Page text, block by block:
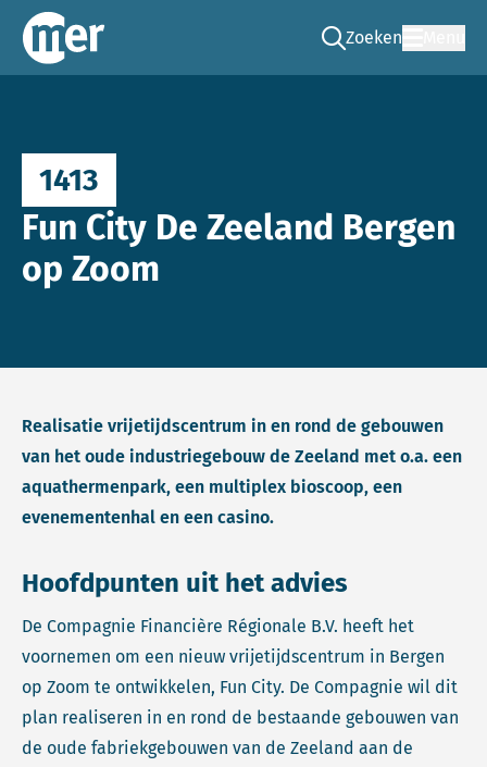
Commissie mer
Zoeken
Ga naar de zoek
1413
Fun City De Zeeland Bergen
op Zoom
Realisatie vrijetijdscentrum in en rond de gebouwen
van het oude industriegebouw de Zeeland met o.a. een
aquathermenpark, een multiplex bioscoop, een
evenementenhal en een casino.
Hoofdpunten uit het advies
De Compagnie Financière Régionale B.V. heeft het
voornemen om een nieuw vrijetijdscentrum in Bergen
op Zoom te ontwikkelen, Fun City. De Compagnie wil dit
plan realiseren in en rond de bestaande gebouwen van
de oude fabriekgebouwen van de Zeeland aan de